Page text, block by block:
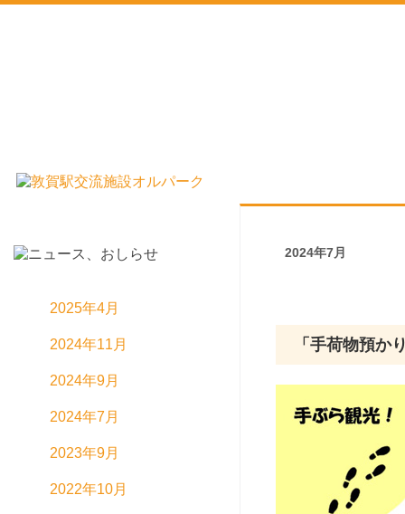
2024年7月
「手荷物預か
2025年4月
2024年11月
2024年9月
2024年7月
2023年9月
2022年10月